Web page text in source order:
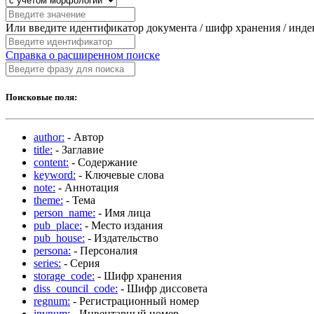
Или введите идентификатор документа / шифр хранения /
Справка о расширенном поиске
Поисковые поля:
author: - Автор
title: - Заглавие
content: - Содержание
keyword: - Ключевые слова
note: - Аннотация
theme: - Тема
person_name: - Имя лица
pub_place: - Место издания
pub_house: - Издательство
persona: - Персоналия
series: - Серия
storage_code: - Шифр хранения
diss_council_code: - Шифр диссовета
regnum: - Регистрационный номер